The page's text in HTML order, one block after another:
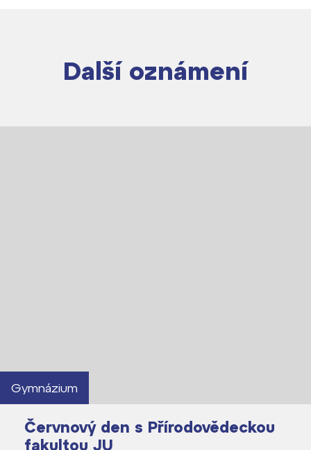
Další oznámení
Gymnázium
Červnový den s Přírodovědeckou
fakultou JU